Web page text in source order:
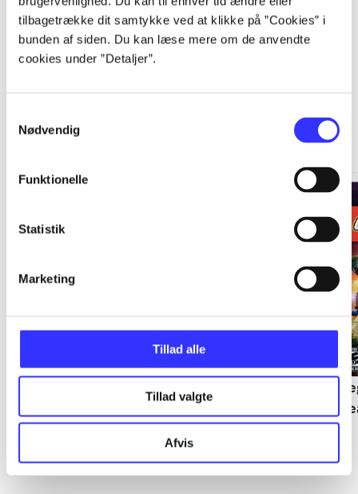
tilbagetrække dit samtykke ved at klikke på ”Cookies” i
bunden af siden. Du kan læse mere om de anvendte
cookies under ”Detaljer”.
Nødvendig
Funktionelle
Statistik
Marketing
Tillad alle
Tillad valgte
Afvis
...
Minder om
Lego star wars III : the
Harry Potter and the
deathly hallows - part
1